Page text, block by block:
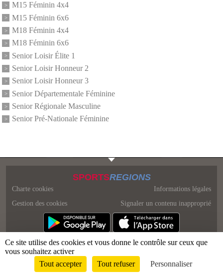
M15 Féminin 4x4
M15 Féminin 6x6
M18 Féminin 4x4
M18 Féminin 6x6
Senior Loisir Élite 1
Senior Loisir Honneur 2
Senior Loisir Honneur 3
Senior Départementale Féminine
Senior Régionale Masculine
Senior Pré-Nationale Féminine
SPORTSREGIONS
Charte cookies
Gestion des cookies
Informations légales
Signaler un contenu inapproprié
Envie de participer ? Connexion
Ce site utilise des cookies et vous donne le contrôle sur ceux que
vous souhaitez activer
Tout accepter
Tout refuser Personnaliser